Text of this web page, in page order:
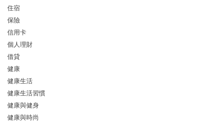
住宿
保險
信用卡
個人理財
借貸
健康
健康生活
健康生活習慣
健康與健身
健康與時尚